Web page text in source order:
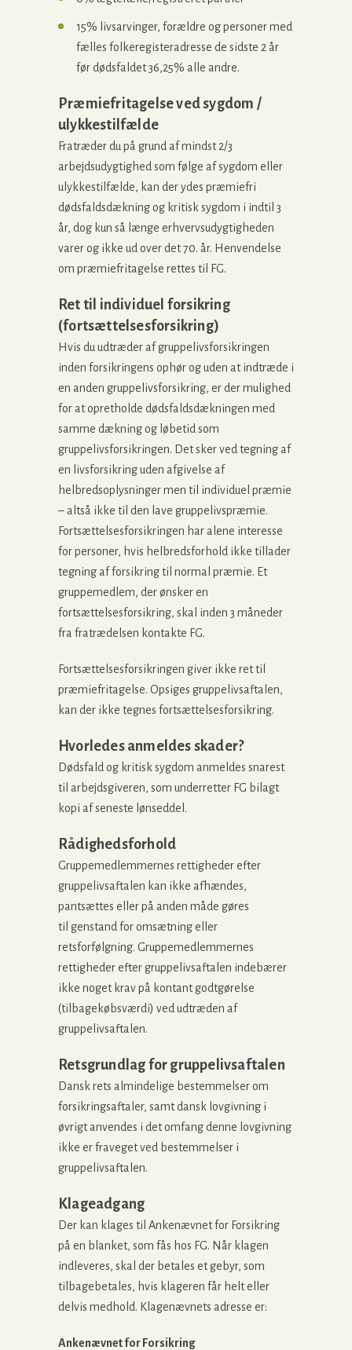
15% livsarvinger, forældre og personer med
fælles folkeregisteradresse de sidste 2 år
før dødsfaldet 36,25% alle andre.
Præmiefritagelse ved sygdom /
ulykkestilfælde
Fratræder du på grund af mindst 2/3
arbejdsudygtighed som følge af sygdom eller
ulykkestilfælde, kan der ydes præmiefri
dødsfaldsdækning og kritisk sygdom i indtil 3
år, dog kun så længe erhvervsudygtigheden
varer og ikke ud over det 70. år. Henvendelse
om præmiefritagelse rettes til FG.
Ret til individuel forsikring
(fortsættelsesforsikring)
Hvis du udtræder af gruppelivsforsikringen
inden forsikringens ophør og uden at indtræde i
en anden gruppelivsforsikring, er der mulighed
for at opretholde dødsfaldsdækningen med
samme dækning og løbetid som
gruppelivsforsikringen. Det sker ved tegning af
en livsforsikring uden afgivelse af
helbredsoplysninger men til individuel præmie
– altså ikke til den lave gruppelivspræmie.
Fortsættelsesforsikringen har alene interesse
for personer, hvis helbredsforhold ikke tillader
tegning af forsikring til normal præmie. Et
gruppemedlem, der ønsker en
fortsættelsesforsikring, skal inden 3 måneder
fra fratrædelsen kontakte FG.
Fortsættelsesforsikringen giver ikke ret til
præmiefritagelse. Opsiges gruppelivsaftalen,
kan der ikke tegnes fortsættelsesforsikring.
Hvorledes anmeldes skader?
Dødsfald og kritisk sygdom anmeldes snarest
til arbejdsgiveren, som underretter FG bilagt
kopi af seneste lønseddel.
Rådighedsforhold
Gruppemedlemmernes rettigheder efter
gruppelivsaftalen kan ikke afhændes,
pantsættes eller på anden måde gøres
til genstand for omsætning eller
retsforfølgning. Gruppemedlemmernes
rettigheder efter gruppelivsaftalen indebærer
ikke noget krav på kontant godtgørelse
(tilbagekøbsværdi) ved udtræden af
gruppelivsaftalen.
Retsgrundlag for gruppelivsaftalen
Dansk rets almindelige bestemmelser om
forsikringsaftaler, samt dansk lovgivning i
øvrigt anvendes i det omfang denne lovgivning
ikke er fraveget ved bestemmelser i
gruppelivsaftalen.
Klageadgang
Der kan klages til Ankenævnet for Forsikring
på en blanket, som fås hos FG. Når klagen
indleveres, skal der betales et gebyr, som
tilbagebetales, hvis klageren får helt eller
delvis medhold. Klagenævnets adresse er:
Ankenævnet for Forsikring